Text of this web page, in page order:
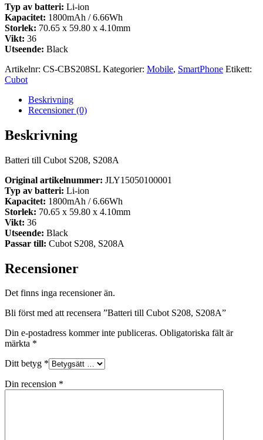
Typ av batteri: Li-ion
Kapacitet: 1800mAh / 6.66Wh
Storlek: 70.65 x 59.80 x 4.10mm
Vikt: 36
Utseende: Black
Artikelnr: CS-CBS208SL Kategorier: Mobile, SmartPhone Etikett:
Cubot
Beskrivning
Recensioner (0)
Beskrivning
Batteri till Cubot S208, S208A
Original artikelnummer: JLY15050100001
Typ av batteri: Li-ion
Kapacitet: 1800mAh / 6.66Wh
Storlek: 70.65 x 59.80 x 4.10mm
Vikt: 36
Utseende: Black
Passar till: Cubot S208, S208A
Recensioner
Det finns inga recensioner än.
Bli först med att recensera ”Batteri till Cubot S208, S208A”
Din e-postadress kommer inte publiceras. Obligatoriska fält är
märkta *
Ditt betyg *
Din recension *